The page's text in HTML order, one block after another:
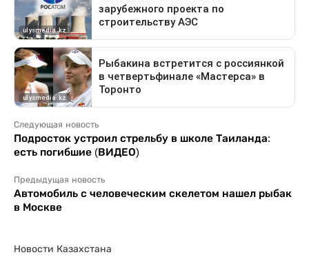
Следующая новость
Подросток устроил стрельбу в школе Таиланда:
есть погибшие (ВИДЕО)
Предыдущая новость
Автомобиль с человеческим скелетом нашел рыбак
в Москве
Новости Казахстана